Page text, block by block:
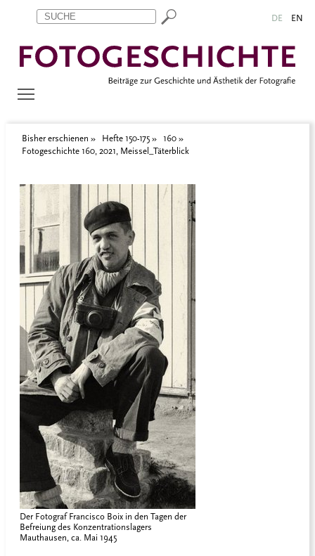
Zum Inhalt springen
Aktuelle Seite: Fotogeschichte 160, 2021, Meissel_Täterblick
DE EN
Bisher erschienen Hefte 150-175
160
Fotogeschichte 160, 2021, Meissel_Täterblick
Der Fotograf Francisco Boix in den Tagen der
Befreiung des Konzentrationslagers
Mauthausen, ca. Mai 1945